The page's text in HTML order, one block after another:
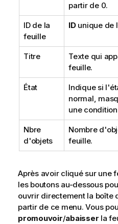
partir de 0.
ID de la
feuille
IDunique de
Titre
Texte qui
feuille.
État
Indique si
normal,
une
Nbre
d'objets
Nombre
feuille.
Après avoir cliqué sur une
les boutons au-dessous
ouvrir directement la boîte
partir de ce menu. Vous
promouvoir/abaisser la